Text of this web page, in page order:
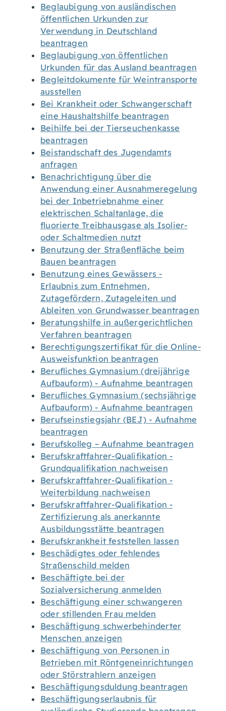
Beglaubigung von ausländischen
öffentlichen Urkunden zur
Verwendung in Deutschland
beantragen
Beglaubigung von öffentlichen
Urkunden für das Ausland beantragen
Begleitdokumente für Weintransporte
ausstellen
Bei Krankheit oder Schwangerschaft
eine Haushaltshilfe beantragen
Beihilfe bei der Tierseuchenkasse
beantragen
Beistandschaft des Jugendamts
anfragen
Benachrichtigung über die
Anwendung einer Ausnahmeregelung
bei der Inbetriebnahme einer
elektrischen Schaltanlage, die
fluorierte Treibhausgase als Isolier-
oder Schaltmedien nutzt
Benutzung der Straßenfläche beim
Bauen beantragen
Benutzung eines Gewässers -
Erlaubnis zum Entnehmen,
Zutagefördern, Zutageleiten und
Ableiten von Grundwasser beantragen
Beratungshilfe in außergerichtlichen
Verfahren beantragen
Berechtigungszertifikat für die Online-
Ausweisfunktion beantragen
Berufliches Gymnasium (dreijährige
Aufbauform) - Aufnahme beantragen
Berufliches Gymnasium (sechsjährige
Aufbauform) - Aufnahme beantragen
Berufseinstiegsjahr (BEJ) - Aufnahme
beantragen
Berufskolleg – Aufnahme beantragen
Berufskraftfahrer-Qualifikation -
Grundqualifikation nachweisen
Berufskraftfahrer-Qualifikation -
Weiterbildung nachweisen
Berufskraftfahrer-Qualifikation -
Zertifizierung als anerkannte
Ausbildungsstätte beantragen
Berufskrankheit feststellen lassen
Beschädigtes oder fehlendes
Straßenschild melden
Beschäftigte bei der
Sozialversicherung anmelden
Beschäftigung einer schwangeren
oder stillenden Frau melden
Beschäftigung schwerbehinderter
Menschen anzeigen
Beschäftigung von Personen in
Betrieben mit Röntgeneinrichtungen
oder Störstrahlern anzeigen
Beschäftigungsduldung beantragen
Beschäftigungserlaubnis für